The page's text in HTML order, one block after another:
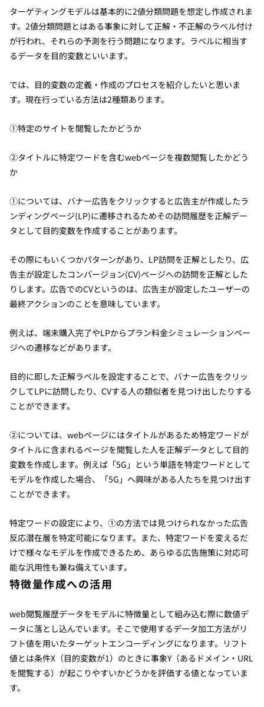
ターゲティングモデルは基本的に2値分類問題を想定し作成されま
す。2値分類問題とはある事象に対して正解・不正解のラベル付け
が行われ、それらの予測を行う問題になります。ラベルに相当す
るデータを目的変数といいます。
では、目的変数の定義・作成のプロセスを紹介したいと思いま
す。現在行っている方法は2種類あります。
①特定のサイトを閲覧したかどうか
②タイトルに特定ワードを含むwebページを複数閲覧したかどう
か
①については、バナー広告をクリックすると広告主が作成したラ
ンディングページ(LP)に遷移されるためその訪問履歴を正解デー
タとして目的変数を作成することがあります。
その際にもいくつかパターンがあり、LP訪問を正解としたり、広
告主が設定したコンバージョン(CV)ページへの訪問を正解とした
りします。広告でのCVというのは、広告主が設定したユーザーの
最終アクションのことを意味しています。
例えば、端末購入完了やLPからプラン料金シミュレーションペー
ジへの遷移などがあります。
目的に即した正解ラベルを設定することで、バナー広告をクリッ
クしてLPに訪問したり、CVする人の類似者を見つけ出したりする
ことができます。
②については、webページにはタイトルがあるため特定ワードが
タイトルに含まれるページを閲覧した人を正解データとして目的
変数を作成します。例えば「5G」という単語を特定ワードとして
モデルを作成した場合、「5G」へ興味がある人たちを見つけ出す
ことができます。
特定ワードの設定により、①の方法では見つけられなかった広告
反応潜在層を特定可能になります。また、特定ワードを変えるだ
けで様々なモデルを作成できるため、あらゆる広告施策に対応可
能な汎用性も兼ね備えています。
特徴量作成への活用
web閲覧履歴データをモデルに特徴量として組み込む際に数値デ
ータに落とし込んでいます。そこで使用するデータ加工方法がリ
フト値を用いたターゲットエンコーディングになります。リフト
値とは条件X（目的変数が1）のときに事象Y（あるドメイン・URL
を閲覧する）が起こりやすいかどうかを評価する値となっていま
す。